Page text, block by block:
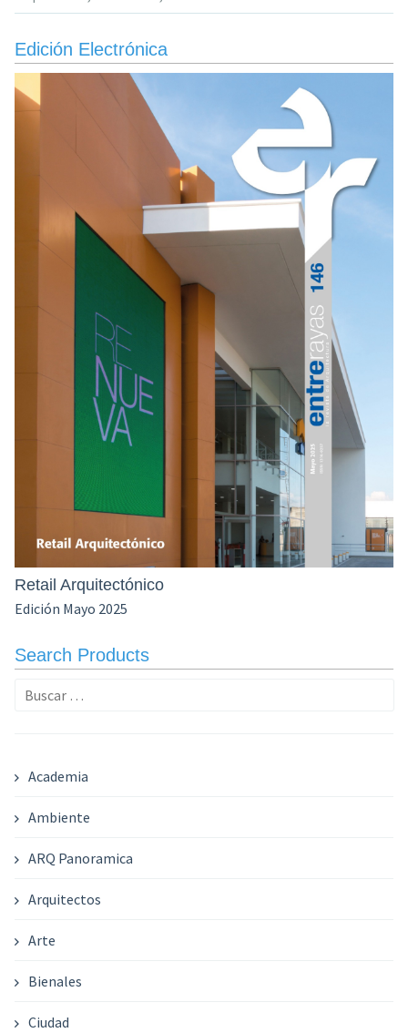
Edición Electrónica
Retail Arquitectónico
Edición Mayo 2025
Search Products
Buscar:
Academia
Ambiente
ARQ Panoramica
Arquitectos
Arte
Bienales
Ciudad